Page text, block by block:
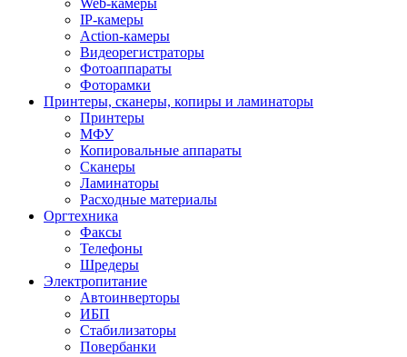
Web-камеры
IP-камеры
Action-камеры
Видеорегистраторы
Фотоаппараты
Фоторамки
Принтеры, сканеры, копиры и ламинаторы
Принтеры
МФУ
Копировальные аппараты
Сканеры
Ламинаторы
Расходные материалы
Оргтехника
Факсы
Телефоны
Шредеры
Электропитание
Автоинверторы
ИБП
Стабилизаторы
Повербанки